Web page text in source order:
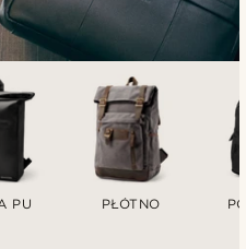
PU PŁÓTNO